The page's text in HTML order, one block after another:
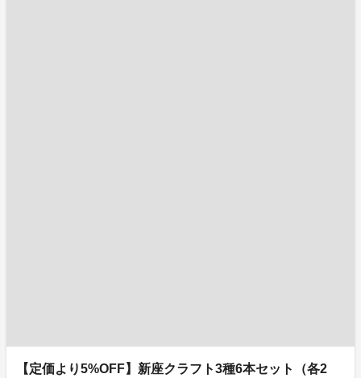
【定価より5%OFF】新座クラフト3種6本セット（各2